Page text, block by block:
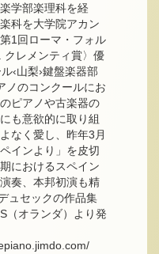
学部楽理科を経
科を大学院アカン
1回ローマ・フォル
クレメンティ賞〉優
‹山梨›鍵盤楽器部
ノのコンクールにお
ピアノや古楽器の
も意欲的に取り組
なく愛し、昨年3月
インより」を皮切
におけるスペイン
奏、本邦初演も精
ュセックの作品集
（オランダ）より発